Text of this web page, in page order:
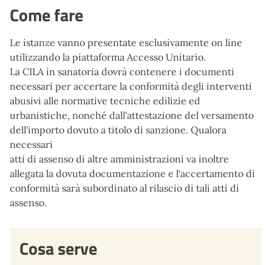
Come fare
Le istanze vanno presentate esclusivamente on line
utilizzando la piattaforma Accesso Unitario.
La CILA in sanatoria dovrà contenere i documenti
necessari per accertare la conformità degli interventi
abusivi alle normative tecniche edilizie ed
urbanistiche, nonché dall'attestazione del versamento
dell'importo dovuto a titolo di sanzione. Qualora
necessari
atti di assenso di altre amministrazioni va inoltre
allegata la dovuta documentazione e l'accertamento di
conformità sarà subordinato al rilascio di tali atti di
assenso.
Cosa serve